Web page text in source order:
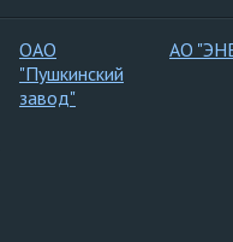
ОАО
"Пушкинский
завод"
АО